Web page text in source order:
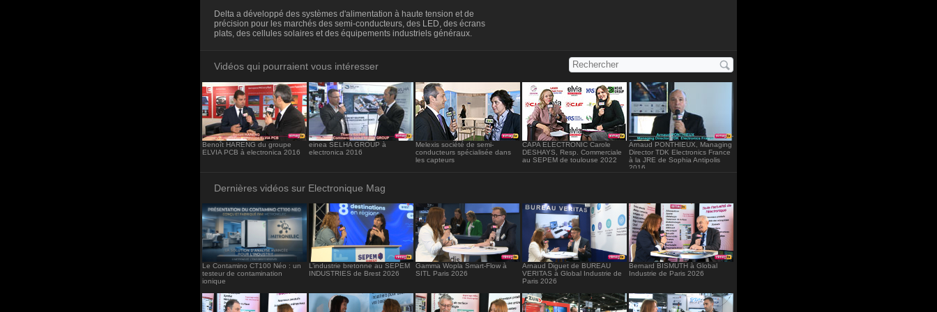
frameborder="0"></iframe>
Delta a développé des systèmes d'alimentation à haute tension et de
précision pour les marchés des semi-conducteurs, des LED, des écrans
plats, des cellules solaires et des équipements industriels généraux.
Vidéos qui pourraient vous intéresser
Benoît HARENG du groupe
ELVIA PCB à electronica 2016
einea SELHA GROUP à
electronica 2016
Melexis société de semi-
conducteurs spécialisée dans
les capteurs
CAPA ELECTRONIC Carole
DESHAYS, Resp. Commerciale
au SEPEM de toulouse 2022
Arnaud PONTHIEUX, Managing
Director TDK Electronics France
à la JRE de Sophia Antipolis
2016
Dernières vidéos sur Electronique Mag
Le Contamino CT100 Néo : un
testeur de contamination
ionique
L’industrie bretonne au SEPEM
INDUSTRIES de Brest 2026
Gamma Wopla Smart-Flow à
SITL Paris 2026
Arnaud Diguet de BUREAU
VERITAS à Global Industrie de
Paris 2026
Bernard BISMUTH à Global
Industrie de Paris 2026